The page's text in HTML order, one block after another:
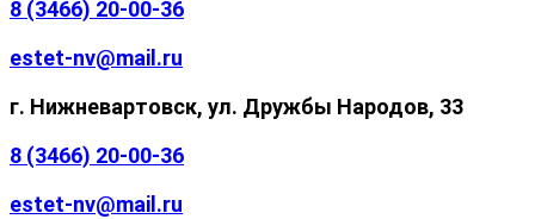
8 (3466) 20-00-36
estet-nv@mail.ru
г. Нижневартовск, ул. Дружбы Народов, 33
8 (3466) 20-00-36
estet-nv@mail.ru